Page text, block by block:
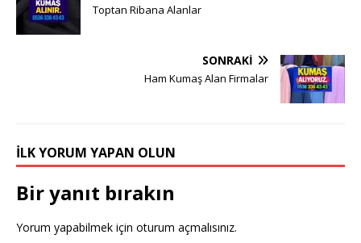
Toptan Ribana Alanlar
SONRAKI
Ham Kumaş Alan Firmalar
İLK YORUM YAPAN OLUN
Bir yanıt bırakın
Yorum yapabilmek için oturum açmalısınız.